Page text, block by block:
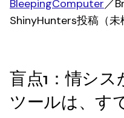
BleepingComputer／
ShinyHunters投稿（未
盲点1：情シ
ツールは、す